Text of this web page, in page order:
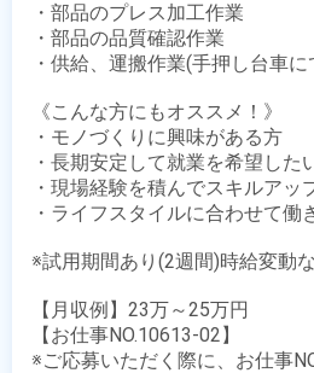
・部品のプレス加工作業
・部品の品質確認作業
・供給、運搬作業(手押し台車
《こんな方にもオススメ！》
・モノづくりに興味がある方
・長期安定して就業を希望した
・現場経験を積んでスキルアッ
・ライフスタイルに合わせて働
※試用期間あり(2週間)時給変動
【月収例】23万～25万円
【お仕事NO.10613-02】
※ご応募いただく際に、お仕事